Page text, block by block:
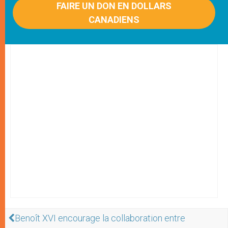
FAIRE UN DON EN DOLLARS
CANADIENS
Benoît XVI encourage la collaboration entre